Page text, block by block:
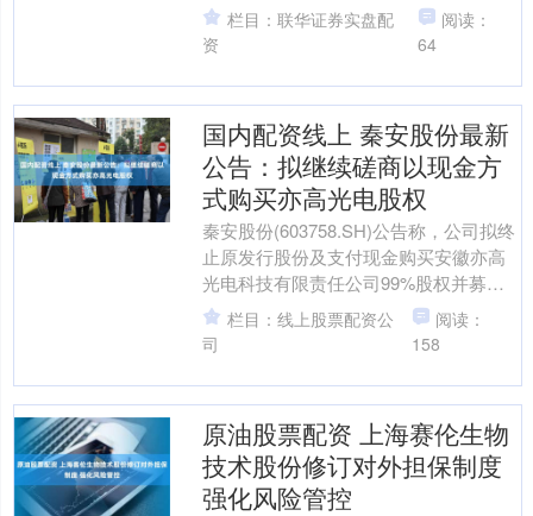
4.3%。户均持股数量由上期的618....
栏目：联华证券实盘配
资
阅读：
64
国内配资线上 秦安股份最新
公告：拟继续磋商以现金方
式购买亦高光电股权
秦安股份(603758.SH)公告称，公司拟终
止原发行股份及支付现金购买安徽亦高
光电科技有限责任公司99%股权并募集
配套资金事项，另行以现金方式收购亦
高光电股权....
栏目：线上股票配资公
司
阅读：
158
原油股票配资 上海赛伦生物
技术股份修订对外担保制度
强化风险管控